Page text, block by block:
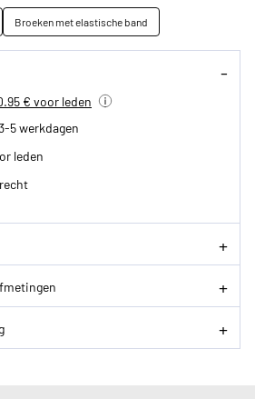
Broeken met elastische band
€ voor leden
5 werkdagen
leden